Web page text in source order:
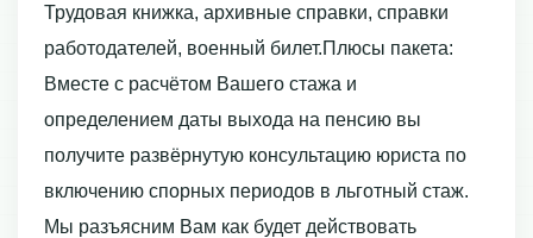
Трудовая книжка, архивные справки, справки
работодателей, военный билет.Плюсы пакета:
Вместе с расчётом Вашего стажа и
определением даты выхода на пенсию вы
получите развёрнутую консультацию юриста по
включению спорных периодов в льготный стаж.
Мы разъясним Вам как будет действовать